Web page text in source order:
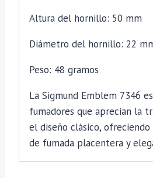
Altura del hornillo: 50 mm
Diámetro del hornillo: 22
Peso: 48 gramos
La Sigmund Emblem 7346
fumadores que aprecian la
el diseño clásico,
de fumada placentera y